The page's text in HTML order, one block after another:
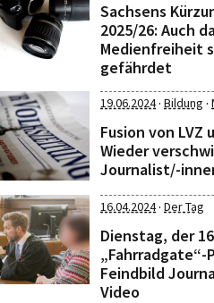
Sachsens
2025/26: Auch
Medienfreiheit
gefährdet
19.06.2024· Bildung ·
Fusion von LVZ
Wieder
Journalist/-
16.04.2024· Der Tag
Dienstag, der
„Fahrradgate“-
Feindbild
Video